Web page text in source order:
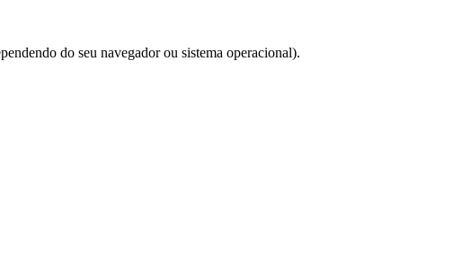
do seu navegador ou sistema operacional).